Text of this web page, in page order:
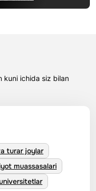
kuni ichida siz bilan
turar joylar
muassasalari